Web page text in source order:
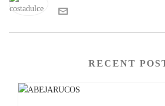
RECENT